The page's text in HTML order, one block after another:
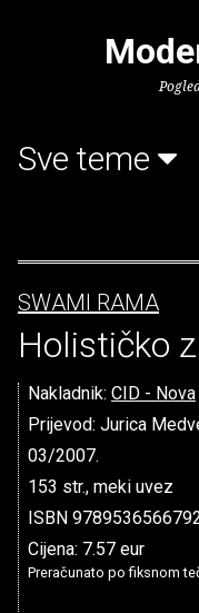
Sve teme
SWAMI RAMA
Holističko
Nakladnik: CID - Nova
Prijevod: Jurica
03/2007.
153 str., meki uvez
ISBN
Cijena: 7.57 eur
Preračunato po fiksnom